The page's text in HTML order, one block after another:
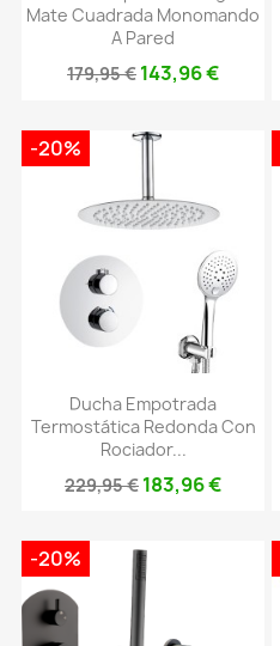
Mate Cuadrada Monomando
A Pared
179,95 € 143,96 €
Ducha Empotrada
Termostática Redonda Con
Rociador...
229,95 € 183,96 €
-20%
-20%